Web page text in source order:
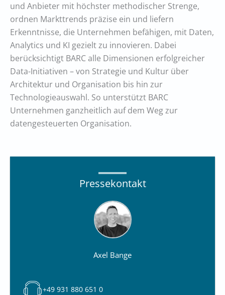
und Anbieter mit höchster methodischer Strenge,
ordnen Markttrends präzise ein und liefern
Erkenntnisse, die Unternehmen befähigen, mit Daten,
Analytics und KI gezielt zu innovieren. Dabei
berücksichtigt BARC alle Dimensionen erfolgreicher
Data-Initiativen – von Strategie und Kultur über
Architektur und Organisation bis hin zur
Technologieauswahl. So unterstützt BARC
Unternehmen ganzheitlich auf dem Weg zur
datengesteuerten Organisation.
Pressekontakt
Axel Bange
+49 931 880 651 0